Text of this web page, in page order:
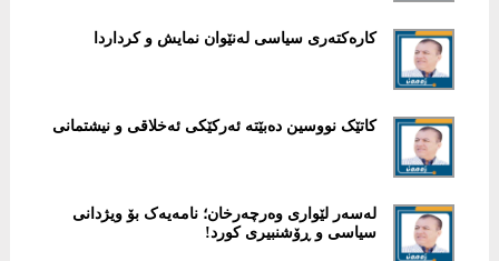
کارەکتەری سیاسی لەنێوان نمایش و کرداردا
کاتێک نووسین دەبێتە ئەرکێکی ئەخلاقی و نیشتمانی
لەسەر لێواری وەرچەرخان؛ نامەیەک بۆ ویژدانی
سیاسی و ڕۆشنبیری کورد!